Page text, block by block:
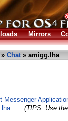
Mirrors
» Chat» amigg.lha
Messenger
(TIPS: Use